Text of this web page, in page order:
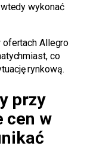
wykonać
ofertach Allegro
co
rynkową.
przy
cen w